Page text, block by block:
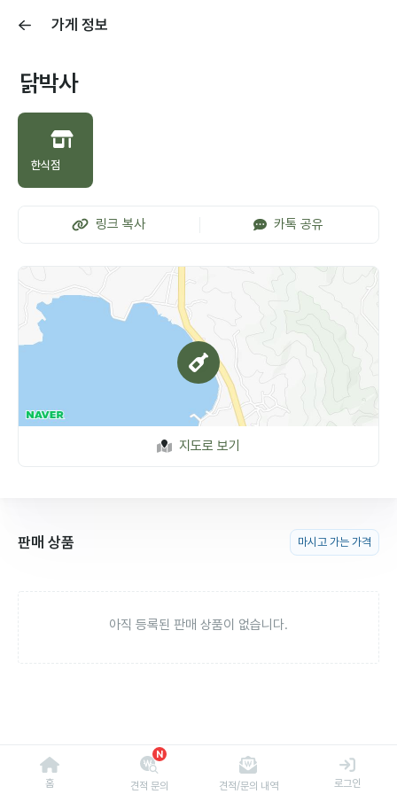
가게 정보
닭박사
한식점
링크 복사 카톡 공유
지도로 보기
판매 상품 마시고 가는 가격
아직 등록된 판매 상품이 없습니다.
홈
N
견적 문의 견적/문의 내역 로그인